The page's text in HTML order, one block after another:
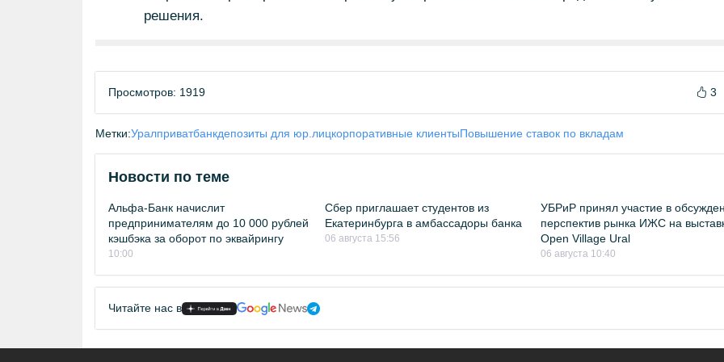
решения.
Просмотров: 1919 3
Метки:Уралприватбанкдепозиты для юр.лицкорпоративные клиентыПовышение ставок по вкладам
Новости по теме
Альфа-Банк начислит
предпринимателям до 10 000 рублей
кэшбэка за оборот по эквайрингу
10:00
Сбер приглашает студентов из
Екатеринбурга в амбассадоры банка
06 августа 15:56
УБРиР принял участие в
перспектив рынка ИЖС на
Open Village Ural
06 августа 10:40
Читайте нас в